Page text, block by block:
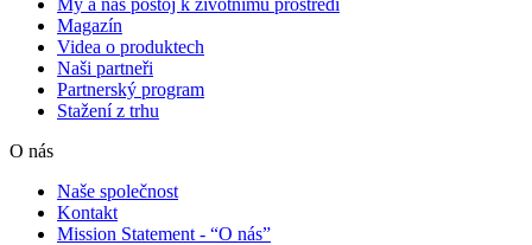
My a náš postoj k životnímu prostředí
Magazín
Videa o produktech
Naši partneři
Partnerský program
Stažení z trhu
O nás
Naše společnost
Kontakt
Mission Statement - “O nás”